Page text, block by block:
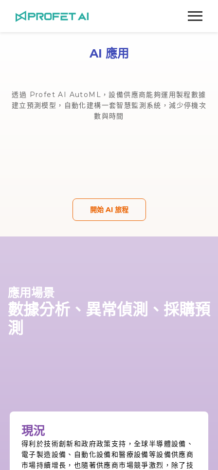
AI 應用
透過 Profet AI AutoML，設備供應商能夠運用製程數據
建立預測模型，自動化建構一套智慧監測系統，減少停機次
數與時間
開始 AI 旅程
應用場景
數據分析、異常偵測、採購預
測
現況​
得利於技術創新和政府政策支持，全球半導體設備、
電子製造設備、自動化設備和醫療設備等設備供應商
市場持續增長，也隨著供應商市場競爭激烈，除了技